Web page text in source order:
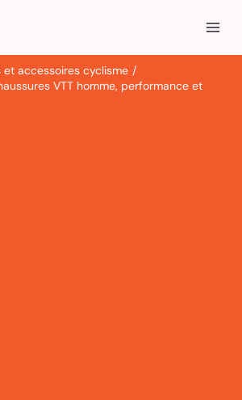
et accessoires cyclisme
VTT homme, performance et